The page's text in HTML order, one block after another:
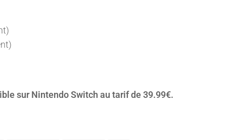
sur Nintendo Switch au tarif de 39.99€.